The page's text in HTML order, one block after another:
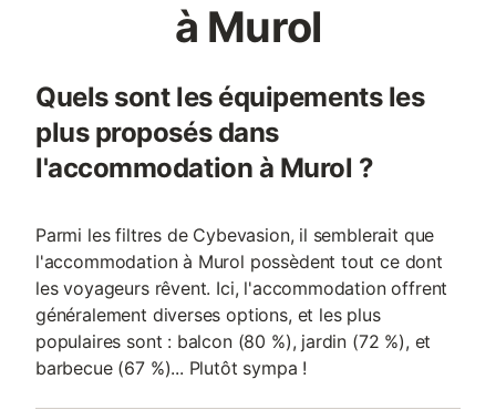
à Murol
Quels sont les équipements les
plus proposés dans
l'accommodation à Murol ?
Parmi les filtres de Cybevasion, il semblerait que
l'accommodation à Murol possèdent tout ce dont
les voyageurs rêvent. Ici, l'accommodation offrent
généralement diverses options, et les plus
populaires sont : balcon (80 %), jardin (72 %), et
barbecue (67 %)... Plutôt sympa !